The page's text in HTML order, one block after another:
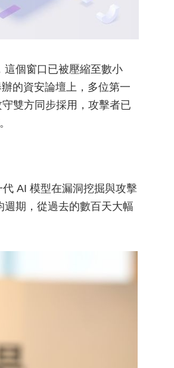
這個窗口已被壓縮至數小
的資安論壇上，多位第一
雙方同步採用，攻擊者已
AI 模型在漏洞挖掘與攻擊
期，從過去的數百天大幅